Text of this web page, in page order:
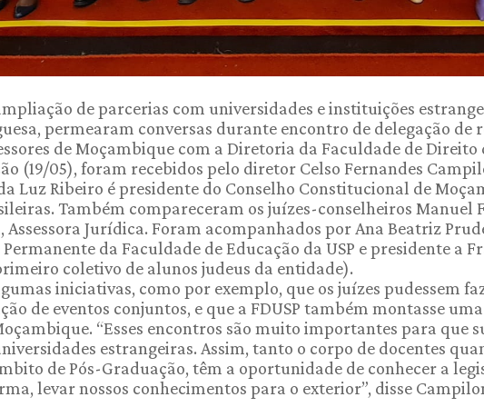
de parcerias com universidades e instituições
permearam conversas durante encontro de delegação de
de Moçambique com a Diretoria da Faculdade de Direito
(19/05), foram recebidos pelo diretor Celso Fernandes
Luz Ribeiro é presidente do Conselho Constitucional de
Também compareceram os juízes-conselheiros Manuel
Assessora Jurídica. Foram acompanhados por Ana Beatriz
da Faculdade de Educação da USP e presidente a
coletivo de alunos judeus da entidade).
iniciativas, como por exemplo, que os juízes pudessem
de eventos conjuntos, e que a FDUSP também montasse
“Esses encontros são muito importantes para que
estrangeiras. Assim, tanto o corpo de docentes
de Pós-Graduação, têm a oportunidade de conhecer a
levar nossos conhecimentos para o exterior”, disse